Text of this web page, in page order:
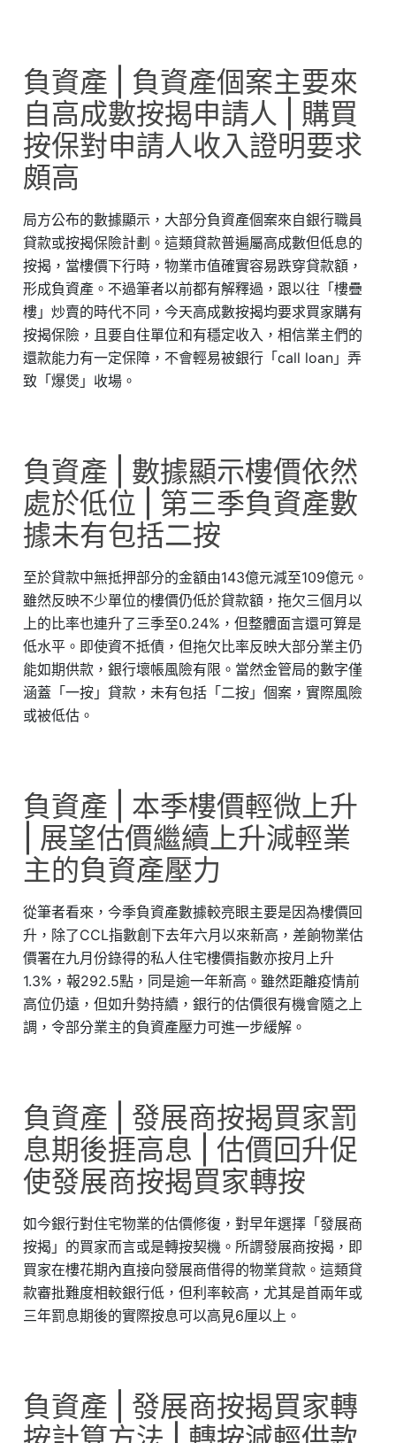
負資產 | 負資產個案主要來
自高成數按揭申請人 | 購買
按保對申請人收入證明要求
頗高
局方公布的數據顯示，大部分負資產個案來自銀行職員
貸款或按揭保險計劃。這類貸款普遍屬高成數但低息的
按揭，當樓價下行時，物業市值確實容易跌穿貸款額，
形成負資產。不過筆者以前都有解釋過，跟以往「樓疊
樓」炒賣的時代不同，今天高成數按揭均要求買家購有
按揭保險，且要自住單位和有穩定收入，相信業主們的
還款能力有一定保障，不會輕易被銀行「call loan」弄
致「爆煲」收場。
負資產 | 數據顯示樓價依然
處於低位 | 第三季負資產數
據未有包括二按
至於貸款中無抵押部分的金額由143億元減至109億元。
雖然反映不少單位的樓價仍低於貸款額，拖欠三個月以
上的比率也連升了三季至0.24%，但整體面言還可算是
低水平。即使資不抵債，但拖欠比率反映大部分業主仍
能如期供款，銀行壞帳風險有限。當然金管局的數字僅
涵蓋「一按」貸款，未有包括「二按」個案，實際風險
或被低估。
負資產 | 本季樓價輕微上升
| 展望估價繼續上升減輕業
主的負資產壓力
從筆者看來，今季負資產數據較亮眼主要是因為樓價回
升，除了CCL指數創下去年六月以來新高，差餉物業估
價署在九月份錄得的私人住宅樓價指數亦按月上升
1.3%，報292.5點，同是逾一年新高。雖然距離疫情前
高位仍遠，但如升勢持續，銀行的估價很有機會隨之上
調，令部分業主的負資產壓力可進一步緩解。
負資產 | 發展商按揭買家罰
息期後捱高息 | 估價回升促
使發展商按揭買家轉按
如今銀行對住宅物業的估價修復，對早年選擇「發展商
按揭」的買家而言或是轉按契機。所謂發展商按揭，即
買家在樓花期內直接向發展商借得的物業貸款。這類貸
款審批難度相較銀行低，但利率較高，尤其是首兩年或
三年罰息期後的實際按息可以高見6厘以上。
負資產 | 發展商按揭買家轉